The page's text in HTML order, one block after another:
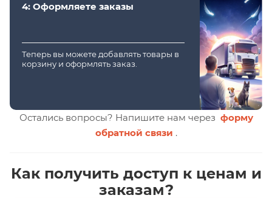
4: Оформляете заказы
Теперь вы можете добавлять товары в
корзину и оформлять заказ.
Остались вопросы? Напишите нам через форму
обратной связи .
Как получить доступ к ценам и
заказам?